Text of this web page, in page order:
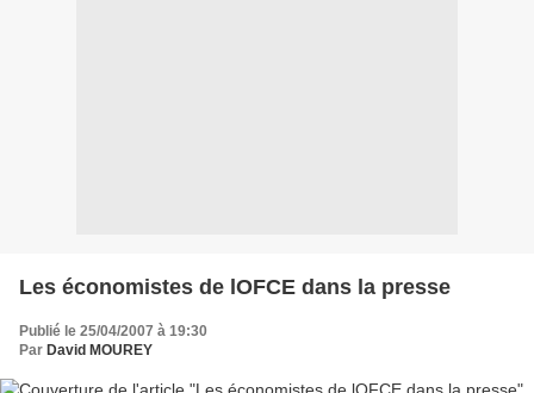
Les économistes de lOFCE dans la presse
Publié le 25/04/2007 à 19:30
Par David MOUREY